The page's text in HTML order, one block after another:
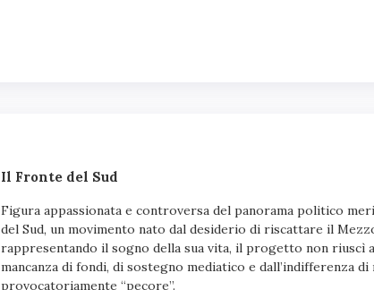
Il Fronte del Sud
Figura appassionata e controversa del panorama politico
del Sud, un movimento nato dal desiderio di riscattare il
rappresentando il sogno della sua vita, il progetto non riuscì
mancanza di fondi, di sostegno mediatico e dall’indifferenza
provocatoriamente “pecore”.